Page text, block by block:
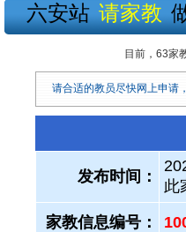
六安站 请家教
目前，63家
请合适的教员尽快网上申请
发布时间：
此
家教信息编号：